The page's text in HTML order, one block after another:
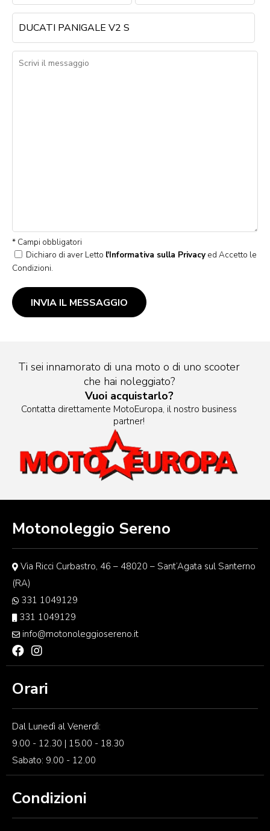
* Campi obbligatori
Dichiaro di aver Letto l'Informativa sulla Privacy ed Accetto le
Condizioni.
Ti sei innamorato di una moto o di uno scooter
che hai noleggiato?
Vuoi acquistarlo?
Contatta direttamente MotoEuropa, il nostro business
partner!
Motonoleggio Sereno
Via Ricci Curbastro, 46 – 48020 – Sant’Agata sul Santerno
(RA)
331 1049129
331 1049129
info@motonoleggiosereno.it
Orari
Dal Lunedì al Venerdì:
9.00 - 12.30 | 15.00 - 18.30
Sabato: 9.00 - 12.00
Condizioni